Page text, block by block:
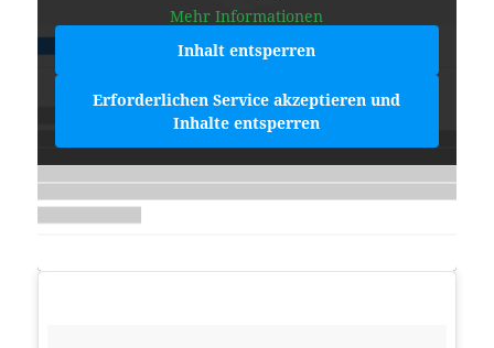
Mehr Informationen
Inhalt entsperren
Erforderlichen Service akzeptieren und
Inhalte entsperren